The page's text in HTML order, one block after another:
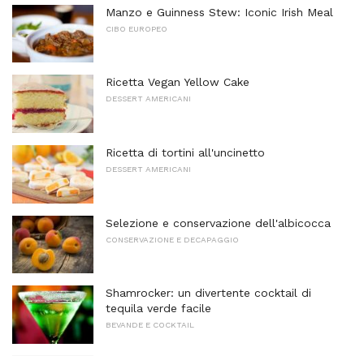
Manzo e Guinness Stew: Iconic Irish Meal
CIBO EUROPEO
Ricetta Vegan Yellow Cake
DESSERT AMERICANI
Ricetta di tortini all'uncinetto
DESSERT AMERICANI
Selezione e conservazione dell'albicocca
CONSERVAZIONE E DECAPAGGIO
Shamrocker: un divertente cocktail di
tequila verde facile
BEVANDE E COCKTAIL